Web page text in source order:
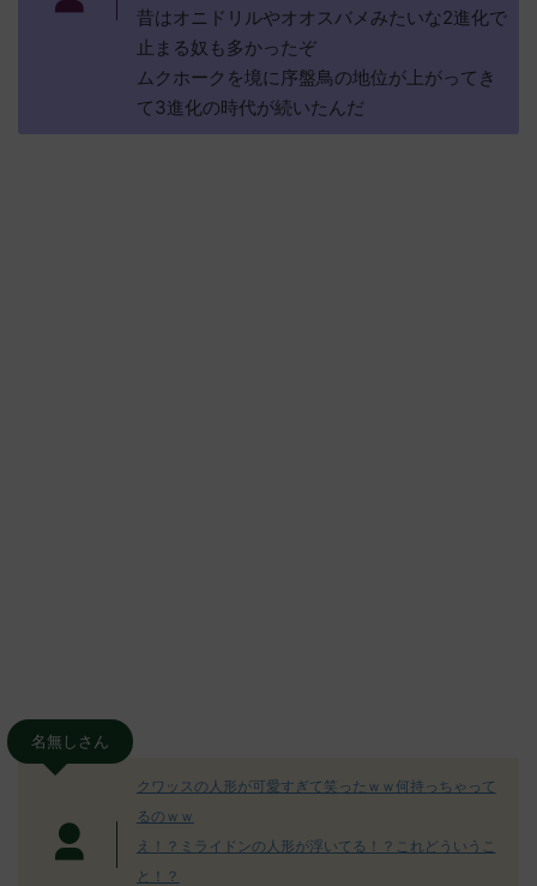
昔はオニドリルやオオスバメみたいな2進化で
止まる奴も多かったぞ
ムクホークを境に序盤鳥の地位が上がってき
て3進化の時代が続いたんだ
名無しさん
クワッスの人形が可愛すぎて笑ったｗｗ何持っちゃって
るのｗｗ
え！？ミライドンの人形が浮いてる！？これどういうこ
と！？